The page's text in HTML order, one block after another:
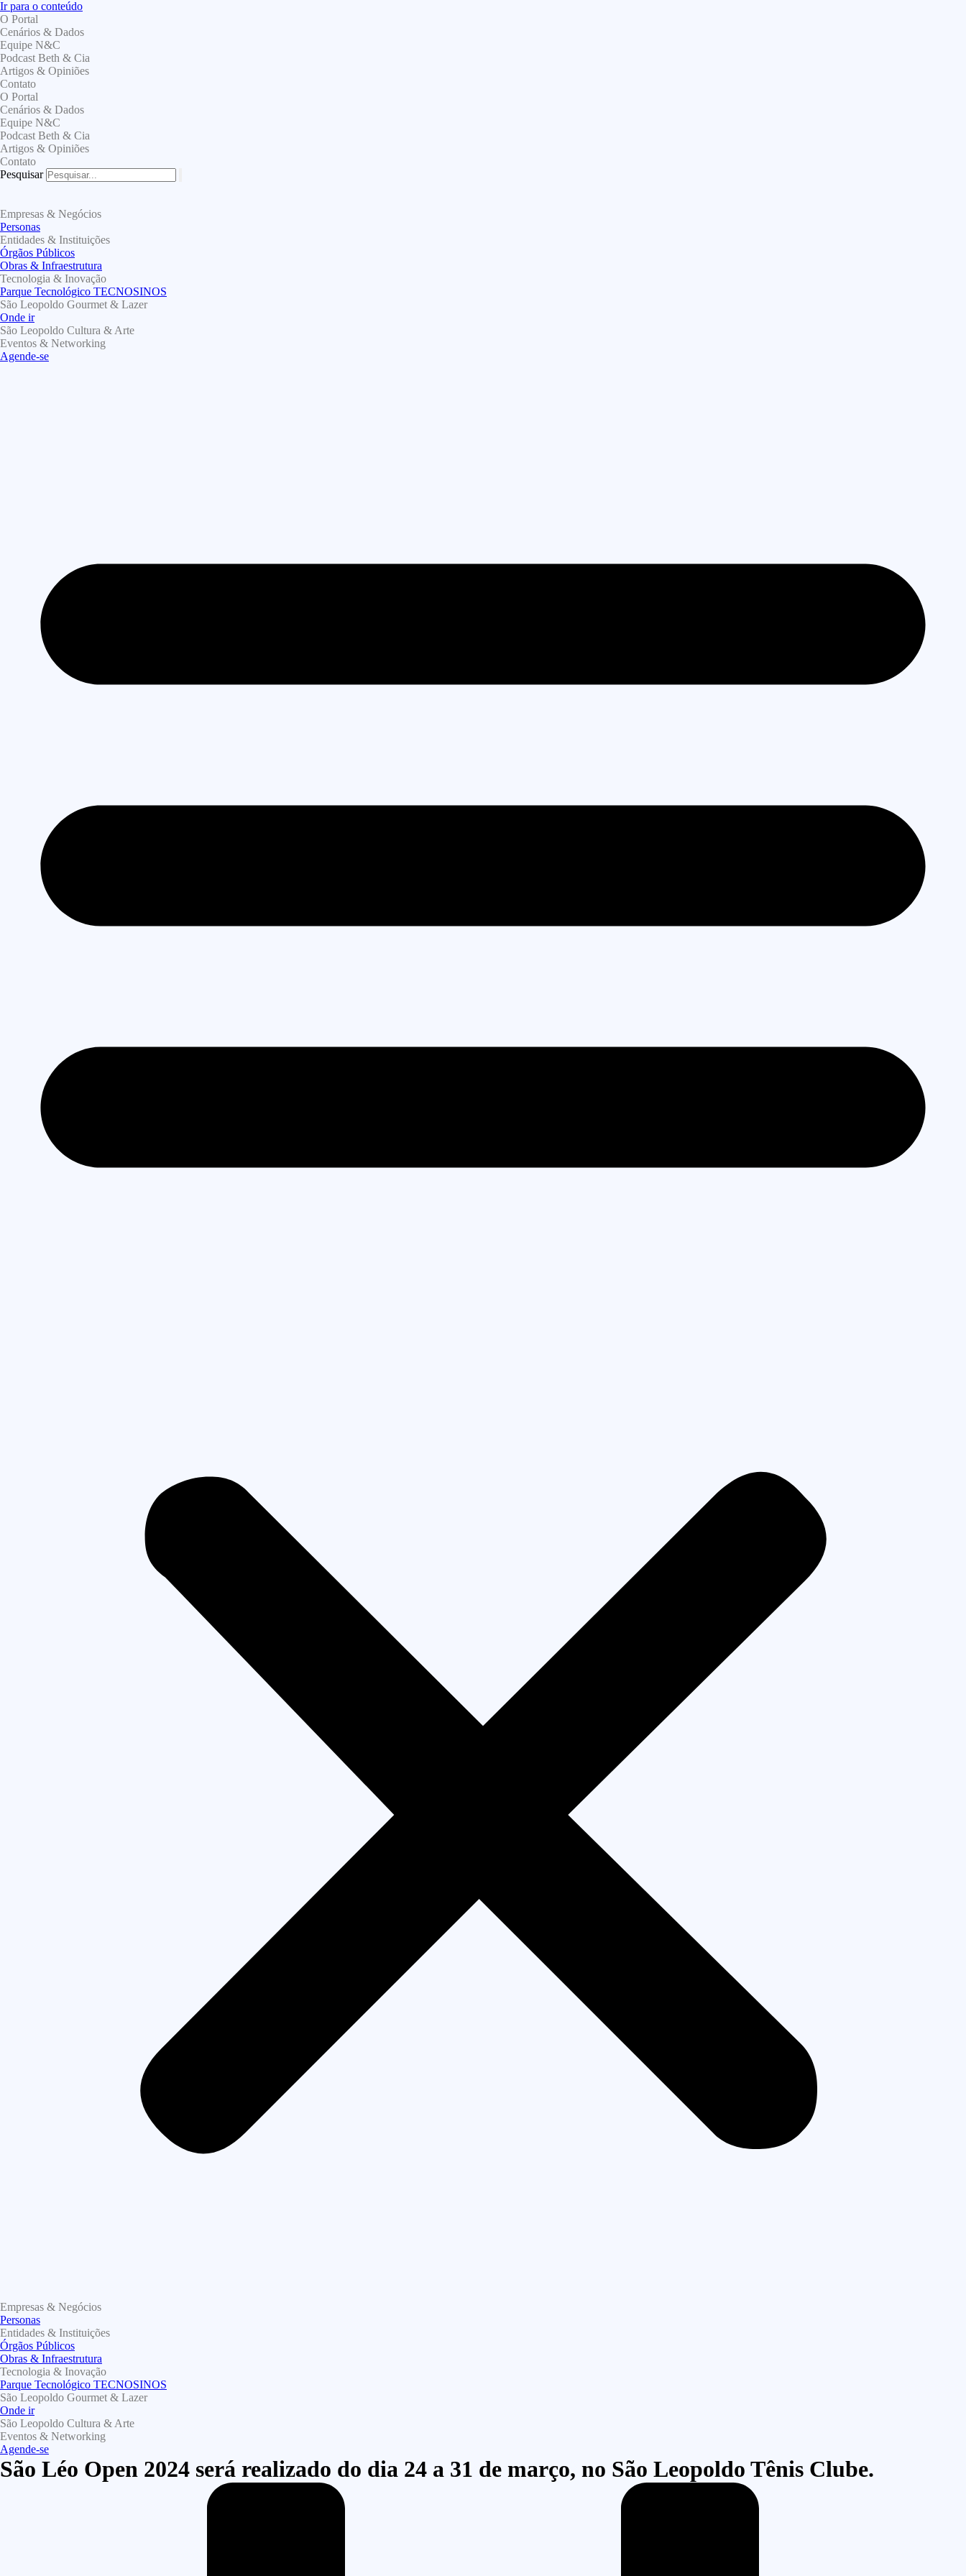
Ir para o conteúdo
O Portal
Cenários & Dados
Equipe N&C
Podcast Beth & Cia
Artigos & Opiniões
Contato
O Portal
Cenários & Dados
Equipe N&C
Podcast Beth & Cia
Artigos & Opiniões
Contato
Pesquisar
Empresas & Negócios
Personas
Entidades & Instituições
Órgãos Públicos
Obras & Infraestrutura
Tecnologia & Inovação
Parque Tecnológico TECNOSINOS
São Leopoldo Gourmet & Lazer
Onde ir
São Leopoldo Cultura & Arte
Eventos & Networking
Agende-se
Empresas & Negócios
Personas
Entidades & Instituições
Órgãos Públicos
Obras & Infraestrutura
Tecnologia & Inovação
Parque Tecnológico TECNOSINOS
São Leopoldo Gourmet & Lazer
Onde ir
São Leopoldo Cultura & Arte
Eventos & Networking
Agende-se
São Léo Open 2024 será realizado do dia 24 a 31 de março, no São Leopoldo Tênis Clube.